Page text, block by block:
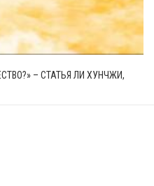
– СТАТЬЯ ЛИ ХУНЧЖИ,